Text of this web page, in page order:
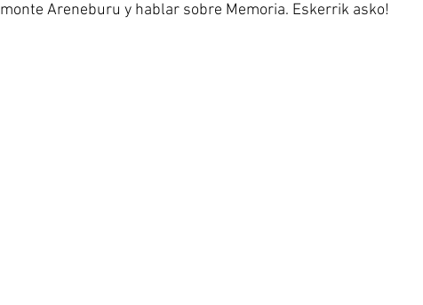
monte Areneburu y hablar sobre Memoria. Eskerrik asko!